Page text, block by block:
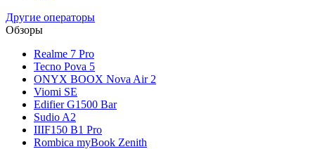
Другие операторы
Обзоры
Realme 7 Pro
Tecno Pova 5
ONYX BOOX Nova Air 2
Viomi SE
Edifier G1500 Bar
Sudio A2
IIIF150 B1 Pro
Rombica myBook Zenith